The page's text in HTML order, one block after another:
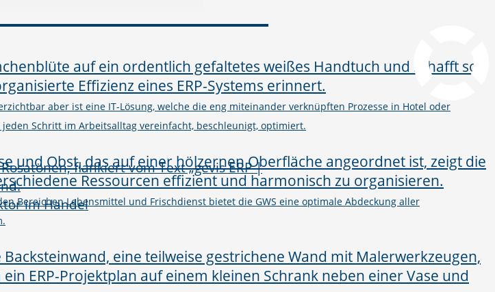
aber ist eine IT-Lösung, welche die eng miteinander verknüpften Prozesse in Hotel oder
Schritt im Arbeitsalltag vereinfacht, beschleunigt, optimiert.
Bereichen Lebensmittel und Frischdienst bietet die GWS eine optimale Abdeckung aller
im Handel